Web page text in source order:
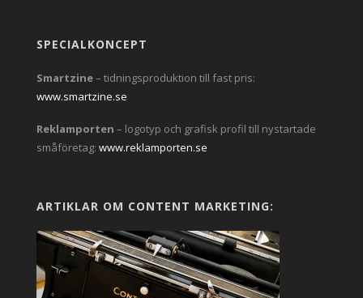
SPECIALKONCEPT
Smartzine– tidningsproduktion till fast pris:
www.smartzine.se
Reklamporten – logotyp och grafisk profil till nystartade
småföretag: www.reklamporten.se
ARTIKLAR OM CONTENT MARKETING: